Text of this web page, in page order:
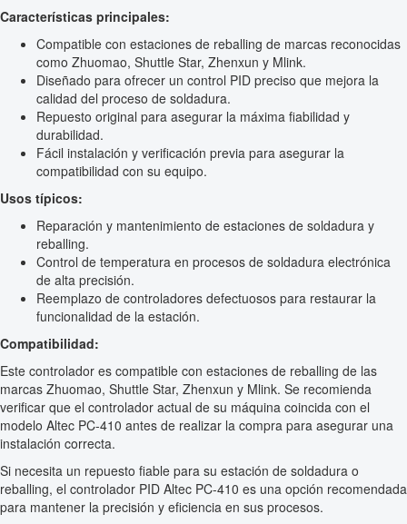
Características principales:
Compatible con estaciones de reballing de marcas reconocidas
como Zhuomao, Shuttle Star, Zhenxun y Mlink.
Diseñado para ofrecer un control PID preciso que mejora la
calidad del proceso de soldadura.
Repuesto original para asegurar la máxima fiabilidad y
durabilidad.
Fácil instalación y verificación previa para asegurar la
compatibilidad con su equipo.
Usos típicos:
Reparación y mantenimiento de estaciones de soldadura y
reballing.
Control de temperatura en procesos de soldadura electrónica
de alta precisión.
Reemplazo de controladores defectuosos para restaurar la
funcionalidad de la estación.
Compatibilidad:
Este controlador es compatible con estaciones de reballing de las
marcas Zhuomao, Shuttle Star, Zhenxun y Mlink. Se recomienda
verificar que el controlador actual de su máquina coincida con el
modelo Altec PC-410 antes de realizar la compra para asegurar una
instalación correcta.
Si necesita un repuesto fiable para su estación de soldadura o
reballing, el controlador PID Altec PC-410 es una opción recomendada
para mantener la precisión y eficiencia en sus procesos.